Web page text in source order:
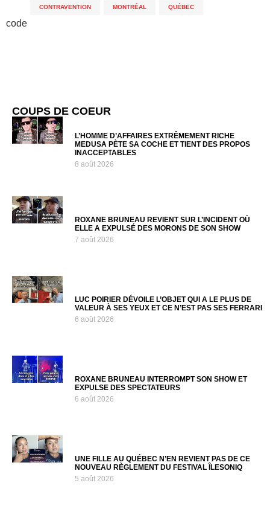
CONTRAVENTION MONTRÉAL QUÉBEC
code
COUPS DE COEUR
L’HOMME D’AFFAIRES EXTRÊMEMENT RICHE
MEDUSA PÈTE SA COCHE ET TIENT DES PROPOS
INACCEPTABLES
8 août 2026
ROXANE BRUNEAU REVIENT SUR L’INCIDENT OÙ
ELLE A EXPULSÉ DES MORONS DE SON SHOW
7 août 2026
LUC POIRIER DÉVOILE L’OBJET QUI A LE PLUS DE
VALEUR À SES YEUX ET CE N’EST PAS SES FERRARI
6 août 2026
ROXANE BRUNEAU INTERROMPT SON SHOW ET
EXPULSE DES SPECTATEURS
6 août 2026
UNE FILLE AU QUÉBEC N’EN REVIENT PAS DE CE
NOUVEAU RÈGLEMENT DU FESTIVAL ÎLESONIQ
5 août 2026